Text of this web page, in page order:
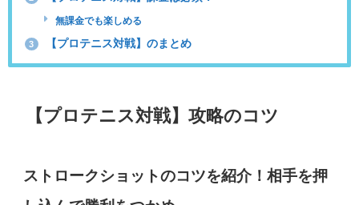
無課金でも楽しめる
3 【プロテニス対戦】のまとめ
【プロテニス対戦】攻略のコツ
ストロークショットのコツを紹介！相手を押